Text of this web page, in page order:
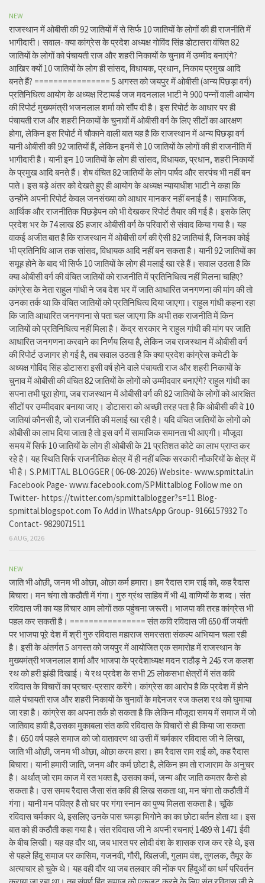
NEW
राजस्थान में ओबीसी की 92 जातियों में से सिर्फ 10 जातियों के लोगों की ही राजनीति में
भागीदारी। सवाल- क्या कांग्रेस के प्रदेश अध्यक्ष गोविंद सिंह डोटासरा वंचित 82
जातियों के लोगों को पंचायती राज और शहरी निकायों के चुनाव में उम्मीद बनाएंगे?
आखिर क्यों 10 जातियों के लोग ही सांसद, विधायक, प्रधान, निकाय प्रमुख आदि
बनते हैं? ================ 5 अगस्त को जयपुर में ओबीसी (अन्य पिछड़ा वर्ग)
प्रतिनिधित्व आयोग के अध्यक्ष रिटायर्ड जज मदनलाल भाटी ने 900 पन्नों वाली आयोग
की रिपोर्ट मुख्यमंत्री भजनलाल शर्मा को सौंप दी है। इस रिपोर्ट के आधार पर ही
पंचायती राज और शहरी निकायों के चुनावों में ओबीसी वर्ग के लिए सीटों का आरक्षण
होगा, लेकिन इस रिपोर्ट में चौकाने वाली बात यह है कि राजस्थान में अन्य पिछड़ा वर्ग
यानी ओबीसी की 92 जातियों हैं, लेकिन इनमें से 10 जातियों के लोगों की ही राजनीति में
भागीदारी है। यानी इन 10 जातियों के लोग ही सांसद, विधायक, प्रधान, शहरी निकायों
के प्रमुख आदि बनते हैं। शेष वंचित 82 जातियों के लोग पार्षद और सरपंच भी नहीं बन
पाते। इस बड़े अंतर को देखते हुए ही आयोग के अध्यक्ष न्यायाधीश भाटी ने कहा कि
उन्होंने अपनी रिपोर्ट केवल जनसंख्या को आधार मानकर नहीं बनाई है। सामाजिक,
आर्थिक और राजनीतिक पिछड़ेपन को भी देखकर रिपोर्ट तैयार की गई है। इसके लिए
प्रदेश भर के 74 लाख 85 हजार ओबीसी वर्ग के परिवारों से संवाद किया गया है। यह
वाकई अजीत बात है कि राजस्थान में ओबीसी वर्ग की ऐसी 82 जातियां हैं, जिनका कोई
भी प्रतिनिधि आज तक सांसद, विधायक आदि नहीं बन सकता है। यानी 92 जातियों का
समूह होने के बाद भी सिर्फ 10 जातियों के लोग ही मलाई खा रहे हैं। सवाल उठता है कि
क्या ओबीसी वर्ग की वंचित जातियों को राजनीति में प्रतिनिधित्व नहीं मिलना चाहिए?
कांग्रेस के नेता राहुल गांधी ने जब देश भर में जाति आधारित जनगणना की मांग की तो
उनका तर्क था कि वंचित जातियों को प्रतिनिधित्व दिया जाएगा। राहुल गांधी कहना रहा
कि जाति आधारित जनगणना से पता चल जाएगा कि अभी तक राजनीति में किन
जातियों को प्रतिनिधित्व नहीं मिला है। केंद्र सरकार ने राहुल गांधी की मांग पर जाति
आधारित जनगणना करवाने का निर्णय लिया है, लेकिन जब राजस्थान में ओबीसी वर्ग
की रिपोर्ट उजागर हो गई है, तब सवाल उठता है कि क्या प्रदेश कांग्रेस कमेटी के
अध्यक्ष गोविंद सिंह डोटासरा इसी वर्ष होने वाले पंचायती राज और शहरी निकायों के
चुनाव में ओबीसी की वंचित 82 जातियों के लोगों को उम्मीदवार बनाएंगे? राहुल गांधी का
सपना तभी पूरा होगा, जब राजस्थान में ओबीसी वर्ग की 82 जातियों के लोगों को आरक्षित
सीटों पर उम्मीदवार बनाया जाए। डोटासरा को अच्छी तरह पता है कि ओबीसी की वे 10
जातियां कौनसी है, जो राजनीति की मलाई खा रही है। यदि वंचित जातियों के लोगों को
ओबीसी का लाभ दिया जाता है तो इस वर्ग में सामाजिक समानता भी आएगी। मौजूदा
समय में सिर्फ 10 जातियों के लोग ही ओबीसी के 21 प्रतिशत कोटे का लाभ प्राप्त कर
रहे है। यह स्थिति सिर्फ राजनीतिक क्षेत्र में ही नहीं बल्कि सरकारी नौकरियों के क्षेत्र में
भी है। S.P.MITTAL BLOGGER ( 06-08-2026) Website- www.spmittal.in
Facebook Page- www.facebook.com/SPMittalblog Follow me on
Twitter- https://twitter.com/spmittalblogger?s=11 Blog-
spmittal.blogspot.com To Add in WhatsApp Group- 9166157932 To
Contact- 9829071511
6 AUG, 2026
NEW
जाति भी ओछी, जनम भी ओछा, ओछा कर्म हमारा। हम रैदास राम राई को, कह रैदास
बिचारा। मन चंगा तो कठौती में गंगा। गुरु ग्रंथ साहिब में भी 41 वाणियों के शब्द। संत
रविदास जी का यह विचार आम लोगों तक पहुंचना जरूरी। भाजपा की तरह कांग्रेस भी
पहल कर सकती है। ================ संत कवि रविदास जी 650 वीं जयंती
पर भाजपा पूरे देश में श्री गुरु रविदास महाराज समरसता संकल्प अभियान चला रही
है। इसी के अंतर्गत 5 अगस्त को जयपुर में आयोजित एक समारोह में राजस्थान के
मुख्यमंत्री भजनलाल शर्मा और भाजपा के प्रदेशाध्यक्ष मदन राठौड़ ने 245 रज कलश
रथ को हरी झंडी दिखाई। ये रथ प्रदेश के सभी 25 लोकसभा क्षेत्रों में संत कवि
रविदास के विचारों का प्रचार-प्रसार करेंगे। कांग्रेस का आरोप है कि प्रदेश में होने
वाले पंचायती राज और शहरी निकायों के चुनावों के मद्देनजर रज कलश रथ को घुमाया
जा रहा है। कांग्रेस का अपना तर्क हो सकता है कि लेकिन मौजूदा समय में समाज में जो
जातिवाद हावी है,उसका मुकाबला संत कवि रविदास के विचारों से ही किया जा सकता
है। 650 वर्ष पहले समाज को जो वातावरण था उसी में चर्मकार रविदास जी ने लिखा,
जाति भी ओछी, जनम भी ओछा, ओछा करम हारा। हम रैदास राम राई को, कह रैदास
बिचारा। यानी हमारी जाति, जनम और कर्म छोटा है, लेकिन हम तो राजाराम के अनुचर
है। अर्थात् जो राम काज में रत भक्त है, उसका कर्म, जन्म और जाति कमतर कैसे हो
सकता है। उस समय रैदास जैसा संत कवि ही लिख सकता था, मन चंगा तो कठौती में
गंगा। यानी मन पवित्र है तो घर पर गंगा स्नान का पुण्य मिलता सकता है। चूंकि
रविदास चर्मकार थे, इसलिए उनके पास चमड़ा भिगोने का का छोटा बर्तन होता था। इस
बात को ही कठौती कहा गया है। संत रविदास जी ने अपनी रचनाएं 1489 से 1471 ईवी
के बीच लिखी। यह वह दौर था, जब भारत पर लोदी वंश के शासक राज कर रहे थे, इस
से पहले हिंदू समाज पर कासिम, गजनवी, गौरी, खिलजी, गुलाम वंश, तुगलक, तैमूर के
अत्याचार हो चुके थे। यह वही दौर था जब तलवार की नोंक पर हिंदुओं का धर्म परिवर्तन